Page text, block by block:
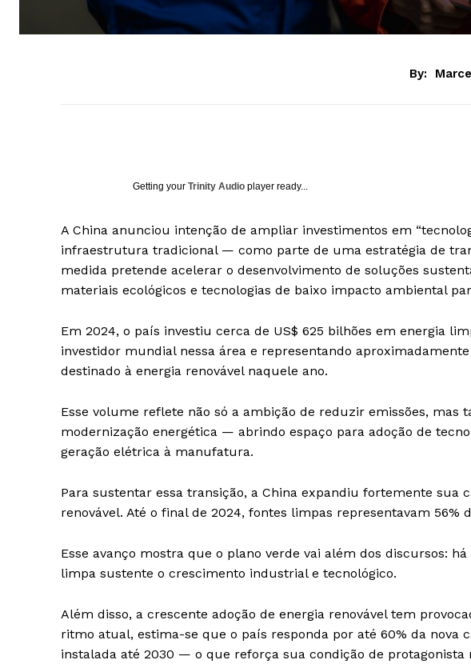
By:
Getting your Trinity Audio player ready...
A China anunciou intenção de ampliar investimentos em
infraestrutura tradicional — como parte de uma estratégia de
medida pretende acelerar o desenvolvimento de soluções
materiais ecológicos e tecnologias de baixo impacto ambiental
Em 2024, o país investiu cerca de US$ 625 bilhões em energia
investidor mundial nessa área e representando
destinado à energia renovável naquele ano.
Esse volume reflete não só a ambição de reduzir emissões,
modernização energética — abrindo espaço para adoção de
geração elétrica à manufatura.
Para sustentar essa transição, a China expandiu fortemente sua
renovável. Até o final de 2024, fontes limpas representavam 56%
Esse avanço mostra que o plano verde vai além dos discursos:
limpa sustente o crescimento industrial e tecnológico.
Além disso, a crescente adoção de energia renovável tem
ritmo atual, estima-se que o país responda por até 60% da nova
instalada até 2030 — o que reforça sua condição de